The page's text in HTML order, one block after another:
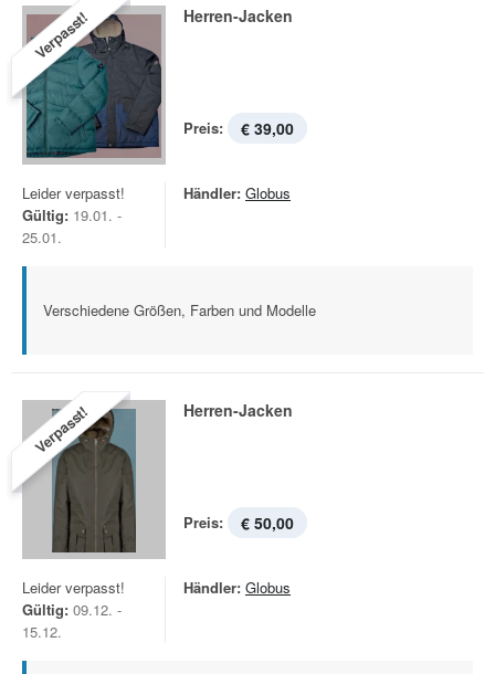
Verpasst! Herren-Jacken
Preis: € 39,00
Leider verpasst!
Gültig: 19.01. -
25.01.
Händler: Globus
Verschiedene Größen, Farben und Modelle
Verpasst! Herren-Jacken
Preis: € 50,00
Leider verpasst!
Gültig: 09.12. -
15.12.
Händler: Globus